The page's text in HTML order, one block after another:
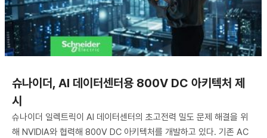
슈나이더, AI 데이터센터용 800V DC 아키텍처 제
시
슈나이더 일렉트릭이 AI 데이터센터의 초고전력 밀도 문제 해결을 위
해 NVIDIA와 협력해 800V DC 아키텍처를 개발하고 있다. 기존 AC